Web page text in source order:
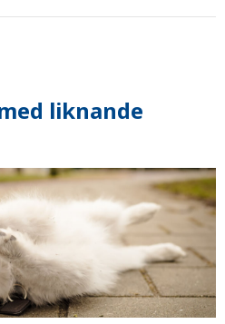
liknande